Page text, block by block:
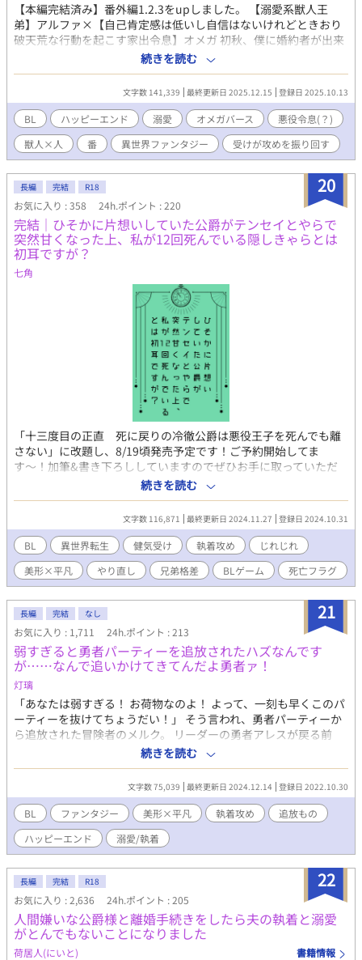
【本編完結済み】番外編1.2.3をupしました。 【溺愛系獣人王
弟】アルファ×【自己肯定感は低いし自信はないけれどときおり
破天荒な行動を起こす家出令息】オメガ 初秋、僕に婚約者が出来
た。穏やかで優しげな公爵令息だ。恋のトキメキはなくても、こ
の人となら穏やかな夫夫生活が送れるかもれないと、僕は期待し
た。そんなものははなから僕にはないのだと、現実を見せつけら
れるように学園の東屋で抱きしめ合う恋人同士――婚約者とその
幼なじみの令嬢の姿を見た。 やってられるか！ 好きな相手がい
るなら婚約を解消してその人と添えば良いと婚約者に伝えても
「傷つけるつもりはなかった」だの「不甲斐ない婚約者ですまな
い」だのと言い訳ばかり。おまけに学園で僕が恋人同士を権力で
引き裂いたと噂が流れた。よーし、婚約破棄だ！ 教本にぴった
りな物語を見つけた僕は「悪役令息」になってやる。 無事？ 婚
約破棄した後は、国を飛び出し世界を見に行こう！ オメガとい
っても、僕のフェロモンは微弱すぎて誰にも感じ取れないし、発
情期だって来たことがない。オメガの弱点がなければベータとし
て薬師見習いになってもいい。さあ、隣国へ出発だ！ と意気込
んだ僕の前に、盗賊が現れた。腕力も頭脳もなく出来る事といっ
たら薬草を育てることと調薬くらいの僕が選べるのは、「死」か
「死んだほうがマシ」の二択だけ。せっかく自由になれたのにと
絶望しているその時、僕の前に現れたのは……。溺愛獣人王弟×
自己肯定感は低いし自信はないけれどときおり破天荒な行動を起
こす家出令息のオメガバース。 11/1から始まりました、「第13回
BL大賞」に参加しています。投票、ブクマ、いいね、しおり、感
想などで応援していただけると嬉しいです！最後まで頑張りま
続きを読む
文字数 141,339 最終更新日 2025.12.15 登録日 2025.10.13
BL ハッピーエンド 溺愛 オメガバース
悪役令息(？)
獣人×人
番 異世界ファンタジー 受けが攻めを振り回す
20
長編 完結 R18
お気に入り : 358 24h.ポイント : 220
完結｜ひそかに片想いしていた公爵がテンセイとやらで
突然甘くなった上、私が12回死んでいる隠しきゃらとは
初耳ですが？
七角
「十三度目の正直 死に戻りの冷徹公爵は悪役王子を死んでも離
さない」に改題し、8/19頃発売予定です！ご予約開始してま
す〜！加筆&書き下ろししていますのでぜひお手に取っていただ
けたら嬉しいです。 第12回BL大賞奨励賞をいただきました♡ 第
二王子のユーリィは、美しい兄と違って国を統べる使命もなく、
兄の婚約者・エドゥアルド公爵に十年間叶わぬ片想いをしてい
る。 その公爵が今日、亡くなった。と思いきや、禁忌の蘇生魔法
で悪魔的な美貌を復活させた上、ユーリィを抱き締め、「君は一
年以内に死ぬが、私が守る」と囁いてー？ 十二個もあるユーリィ
の「死亡ふらぐ」を壊していく中で、この世界が「びいえるげえ
む」の舞台であり、公爵は「テンセイシャ」だと判明していく。
転生者と登場人物ゆえのすれ違い、ゲームで割り振られた役割と
人格のギャップ、世界の強制力に知らず翻弄されるうち、ユーリ
ィは知る。自分が最悪の「カクシきゃら」だと。そして公爵の中
の"創真"が、ユーリィを救うため十二回死んでまでやり直してい
ることを。 どんでん返しからの甘々ハピエンです。
続きを読む
文字数 116,871 最終更新日 2024.11.27 登録日 2024.10.31
BL 異世界転生 健気受け 執着攻め
じれじれ
美形×平凡
やり直し 兄弟格差 BLゲーム 死亡フラグ
21
長編 完結 なし
お気に入り : 1,711 24h.ポイント : 213
弱すぎると勇者パーティーを追放されたハズなんです
が……なんで追いかけてきてんだよ勇者ァ！
灯璃
「あなたは弱すぎる！ お荷物なのよ！ よって、一刻も早くこのパ
ーティーを抜けてちょうだい！」 そう言われ、勇者パーティーか
ら追放された冒険者のメルク。 リーダーの勇者アレスが戻る前
に、元仲間たちに追い立てられるようにパーティーを抜けた。 だ
が数日後、何故か勇者がメルクを探しているという噂を酒場で聞
く。が、既に故郷に帰ってスローライフを送ろうとしていたメル
クは、絶対に見つからないと決意した。 みたいな追放ものの皮を
被った、頭おかしい執着攻めもの。 追いかけてくるまで説明ﾊｲﾘﾏ
ｧｽ ※完結致しました！お読みいただきありがとうございました！
シレッとBL大賞に応募していました！良ければ投票よろしくおね
がいします！
続きを読む
文字数 75,039 最終更新日 2024.12.14 登録日 2022.10.30
BL ファンタジー 美形×平凡 執着攻め
追放もの
ハッピーエンド
溺愛/執着
22
長編 完結 R18
お気に入り : 2,636 24h.ポイント : 205
人間嫌いな公爵様と離婚手続きをしたら夫の執着と溺愛
がとんでもないことになりました
荷居人(にいと) 書籍情報